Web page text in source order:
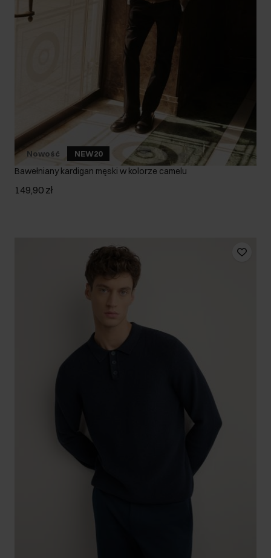
Nowość NEW20
Bawełniany kardigan męski w kolorze camelu
149,90 zł